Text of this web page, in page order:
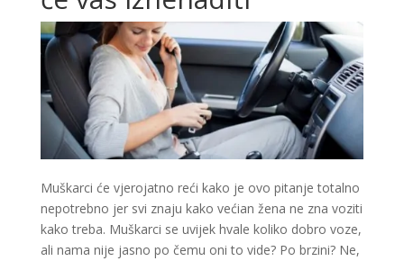
Muškarci će vjerojatno reći kako je ovo pitanje totalno
nepotrebno jer svi znaju kako većian žena ne zna voziti
kako treba. Muškarci se uvijek hvale koliko dobro voze,
ali nama nije jasno po čemu oni to vide? Po brzini? Ne,
LUCIJA
Tarot savjetnik je zauzet